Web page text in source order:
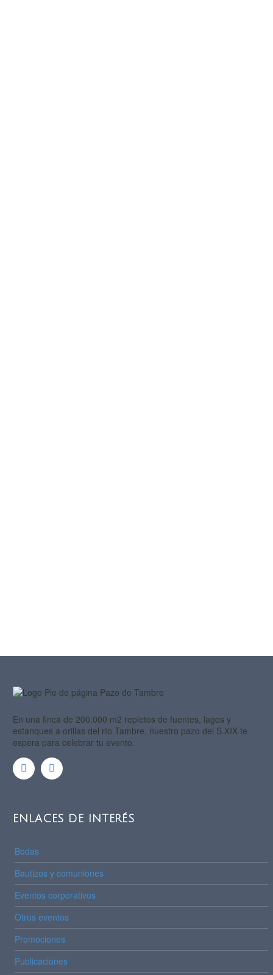
En una finca de 200.000 m2 repletos de fuentes, lagos y
estanques a orillas del río Tambre, nuestro pazo del S.XIX te
espera para celebrar tu evento.
ENLACES DE INTERÉS
Bodas
Bautizos y comuniones
Eventos corporativos
Otros eventos
Promociones
Publicaciones